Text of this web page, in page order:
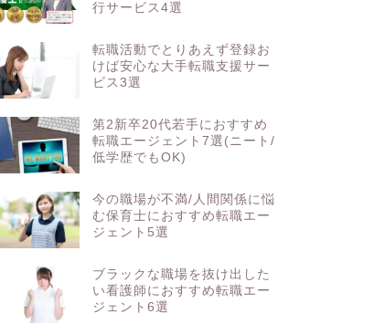
行サービス4選
転職活動でとりあえず登録お
けば安心な大手転職支援サー
ビス3選
第2新卒20代若手におすすめ
転職エージェント7選(ニート/
低学歴でもOK)
今の職場が不満/人間関係に悩
む保育士におすすめ転職エー
ジェント5選
ブラックな職場を抜け出した
い看護師におすすめ転職エー
ジェント6選